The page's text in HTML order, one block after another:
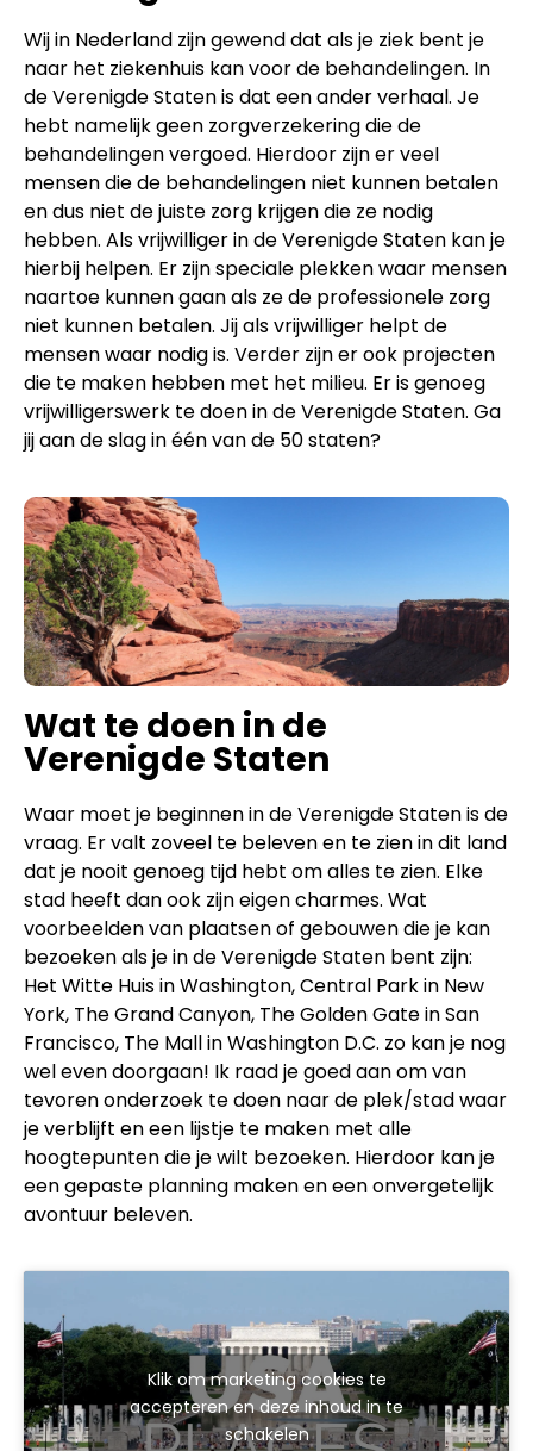
Wij in Nederland zijn gewend dat als je ziek bent je
naar het ziekenhuis kan voor de behandelingen. In
de Verenigde Staten is dat een ander verhaal. Je
hebt namelijk geen zorgverzekering die de
behandelingen vergoed. Hierdoor zijn er veel
mensen die de behandelingen niet kunnen betalen
en dus niet de juiste zorg krijgen die ze nodig
hebben. Als vrijwilliger in de Verenigde Staten kan je
hierbij helpen. Er zijn speciale plekken waar mensen
naartoe kunnen gaan als ze de professionele zorg
niet kunnen betalen. Jij als vrijwilliger helpt de
mensen waar nodig is. Verder zijn er ook projecten
die te maken hebben met het milieu. Er is genoeg
vrijwilligerswerk te doen in de Verenigde Staten. Ga
jij aan de slag in één van de 50 staten?
Wat te doen in de
Verenigde Staten
Waar moet je beginnen in de Verenigde Staten is de
vraag. Er valt zoveel te beleven en te zien in dit land
dat je nooit genoeg tijd hebt om alles te zien. Elke
stad heeft dan ook zijn eigen charmes. Wat
voorbeelden van plaatsen of gebouwen die je kan
bezoeken als je in de Verenigde Staten bent zijn:
Het Witte Huis in Washington, Central Park in New
York, The Grand Canyon, The Golden Gate in San
Francisco, The Mall in Washington D.C. zo kan je nog
wel even doorgaan! Ik raad je goed aan om van
tevoren onderzoek te doen naar de plek/stad waar
je verblijft en een lijstje te maken met alle
hoogtepunten die je wilt bezoeken. Hierdoor kan je
een gepaste planning maken en een onvergetelijk
avontuur beleven.
Klik om marketing cookies te
accepteren en deze inhoud in te
schakelen